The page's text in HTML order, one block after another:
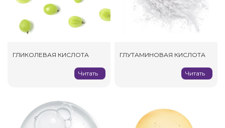
ГЛИКОЛЕВАЯ КИСЛОТА
Читать
ГЛУТАМИНОВАЯ КИСЛОТА
Читать